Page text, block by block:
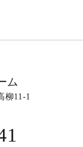
ム
柳11-1